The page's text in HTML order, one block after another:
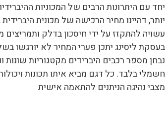
יחד עם היתרונות הרבים של המכוניות
יותר, דהיינו מחיר הרכישה של מכונית
עשויה להתקזז על ידי חיסכון בדלק
בעסקת ליסינג יתכן פערי המחיר לא יורגשו
נבחן מספר רכבים היברידים מקטגוריות שונות
חשמלי בלבד. כל דגם מביא איתו תכונות
מצבי נהיגה הניתנים להתאמה אישית